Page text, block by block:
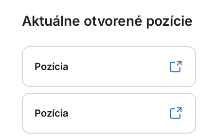
Aktuálne otvorené pozície
Pozícia
Pozícia